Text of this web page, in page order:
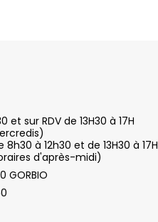
et sur RDV de 13H30 à 17H
à 12h30 et de 13H30 à 17H
d'après-midi)
GORBIO